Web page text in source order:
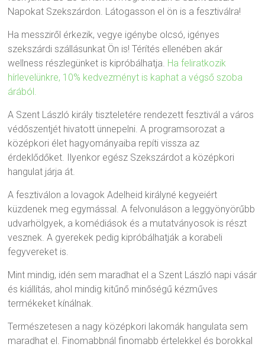
Napokat Szekszárdon. Látogasson el ön is a fesztiválra!
Ha messziről érkezik, vegye igénybe olcsó, igényes
szekszárdi szállásunkat Ön is! Térítés ellenében akár
wellness részlegünket is kipróbálhatja. Ha feliratkozik
hírlevelünkre, 10% kedvezményt is kaphat a végső szoba
árából.
A Szent László király tiszteletére rendezett fesztivál a város
védőszentjét hivatott ünnepelni. A programsorozat a
középkori élet hagyományaiba repíti vissza az
érdeklődőket. Ilyenkor egész Szekszárdot a középkori
hangulat járja át.
A fesztiválon a lovagok Adelheid királyné kegyeiért
küzdenek meg egymással. A felvonuláson a leggyönyörűbb
udvarhölgyek, a komédiások és a mutatványosok is részt
vesznek. A gyerekek pedig kipróbálhatják a korabeli
fegyvereket is.
Mint mindig, idén sem maradhat el a Szent László napi vásár
és kiállítás, ahol mindig kitűnő minőségű kézműves
termékeket kínálnak.
Természetesen a nagy középkori lakomák hangulata sem
maradhat el. Finomabbnál finomabb értelekkel és borokkal